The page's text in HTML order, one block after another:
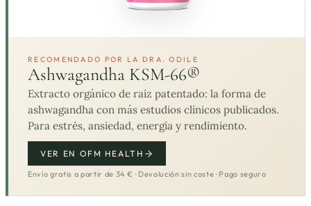
RECOMENDADO POR LA DRA. ODILE
Ashwagandha KSM-66®
Extracto orgánico de raíz patentado: la forma de
ashwagandha con más estudios clínicos publicados.
Para estrés, ansiedad, energía y rendimiento.
VER EN OFM HEALTH
Envío gratis a partir de 34 € · Devolución sin coste · Pago seguro